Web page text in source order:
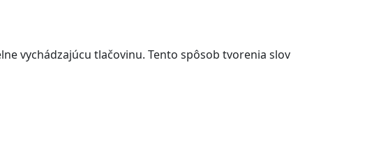
vychádzajúcu tlačovinu. Tento spôsob tvorenia slov